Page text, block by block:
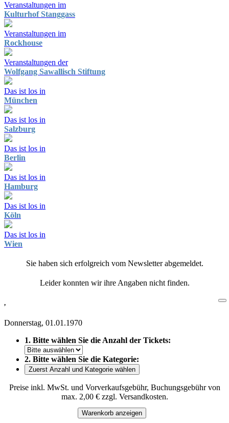
Veranstaltungen im
Kulturhof Stanggass
Veranstaltungen im
Rockhouse
Veranstaltungen der
Wolfgang Sawallisch Stiftung
Das ist los in
München
Das ist los in
Salzburg
Das ist los in
Berlin
Das ist los in
Hamburg
Das ist los in
Köln
Das ist los in
Wien
Sie haben sich erfolgreich vom Newsletter abgemeldet.
Leider konnten wir ihre Angaben nicht finden.
,
Donnerstag, 01.01.1970
1. Bitte wählen Sie die Anzahl der Tickets:
2. Bitte wählen Sie die Kategorie:
Zuerst Anzahl und Kategorie wählen
Preise inkl. MwSt. und Vorverkaufsgebühr, Buchungsgebühr von
max. 2,00 € zzgl. Versandkosten.
Warenkorb anzeigen